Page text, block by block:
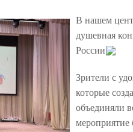
В нашем
душевная
России
Зрители с
которые
объединяли
мероприятие